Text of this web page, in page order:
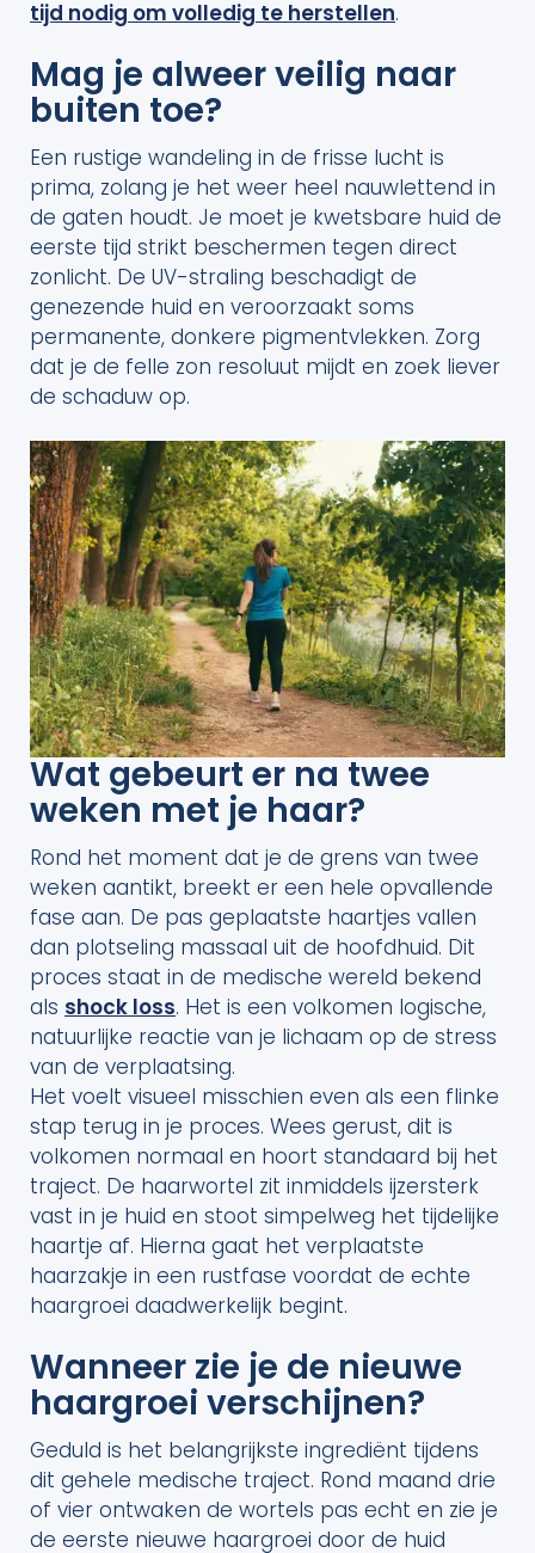
tijd nodig om volledig te herstellen.
Mag je alweer veilig naar
buiten toe?
Een rustige wandeling in de frisse lucht is
prima, zolang je het weer heel nauwlettend in
de gaten houdt. Je moet je kwetsbare huid de
eerste tijd strikt beschermen tegen direct
zonlicht. De UV-straling beschadigt de
genezende huid en veroorzaakt soms
permanente, donkere pigmentvlekken. Zorg
dat je de felle zon resoluut mijdt en zoek liever
de schaduw op.
Wat gebeurt er na twee
weken met je haar?
Rond het moment dat je de grens van twee
weken aantikt, breekt er een hele opvallende
fase aan. De pas geplaatste haartjes vallen
dan plotseling massaal uit de hoofdhuid. Dit
proces staat in de medische wereld bekend
als shock loss. Het is een volkomen logische,
natuurlijke reactie van je lichaam op de stress
van de verplaatsing.
Het voelt visueel misschien even als een flinke
stap terug in je proces. Wees gerust, dit is
volkomen normaal en hoort standaard bij het
traject. De haarwortel zit inmiddels ijzersterk
vast in je huid en stoot simpelweg het tijdelijke
haartje af. Hierna gaat het verplaatste
haarzakje in een rustfase voordat de echte
haargroei daadwerkelijk begint.
Wanneer zie je de nieuwe
haargroei verschijnen?
Geduld is het belangrijkste ingrediënt tijdens
dit gehele medische traject. Rond maand drie
of vier ontwaken de wortels pas echt en zie je
de eerste nieuwe haargroei door de huid